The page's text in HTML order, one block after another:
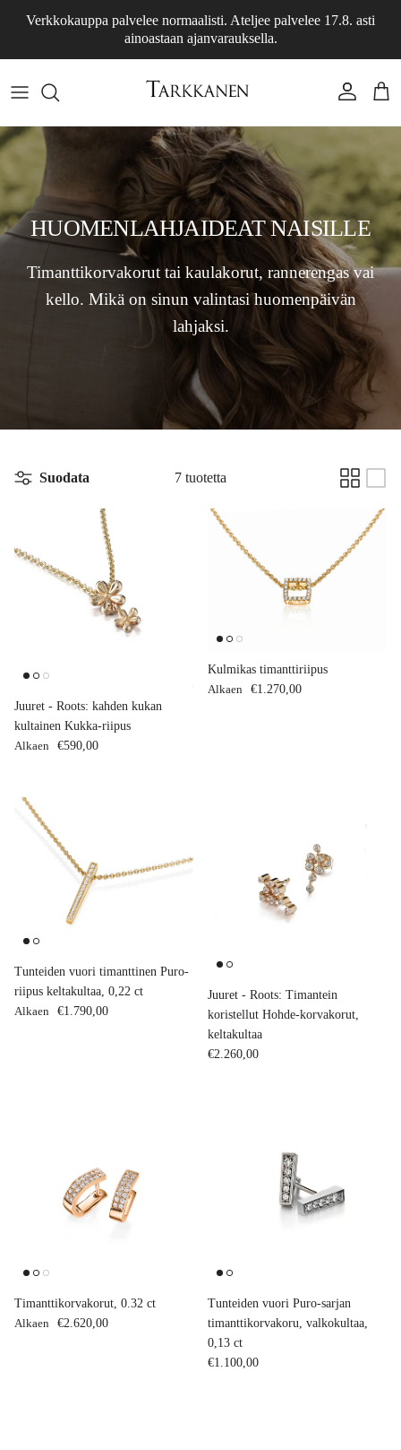
Verkkokauppa palvelee normaalisti. Ateljee palvelee 17.8. asti
ainoastaan ajanvarauksella.
Tili
HUOMENLAHJAIDEAT NAISILLE
Timanttikorvakorut tai kaulakorut, rannerengas vai
kello. Mikä on sinun valintasi huomenpäivän
lahjaksi.
Suodata 7 tuotetta
Juuret - Roots: kahden kukan
kultainen Kukka-riipus
Normaalihinta
Alkaen €590,00
Kulmikas timanttiriipus
Normaalihinta
Alkaen €1.270,00
Tunteiden vuori timanttinen Puro-
riipus keltakultaa, 0,22 ct
Normaalihinta
Alkaen €1.790,00
Juuret - Roots: Timantein
koristellut Hohde-korvakorut,
keltakultaa
Normaalihinta
€2.260,00
Timanttikorvakorut, 0.32 ct
Normaalihinta
Alkaen €2.620,00
Tunteiden vuori Puro-sarjan
timanttikorvakoru, valkokultaa,
0,13 ct
Normaalihinta
€1.100,00